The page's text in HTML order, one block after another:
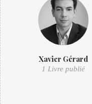
Xavier Gérard
1 Livre publié